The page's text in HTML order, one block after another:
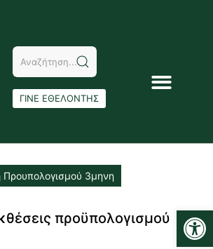
ΓΙΝΕ ΕΘΕΛΟΝΤΗΣ
Προυπολογισμού 3μηνη
προϋπολογισμού